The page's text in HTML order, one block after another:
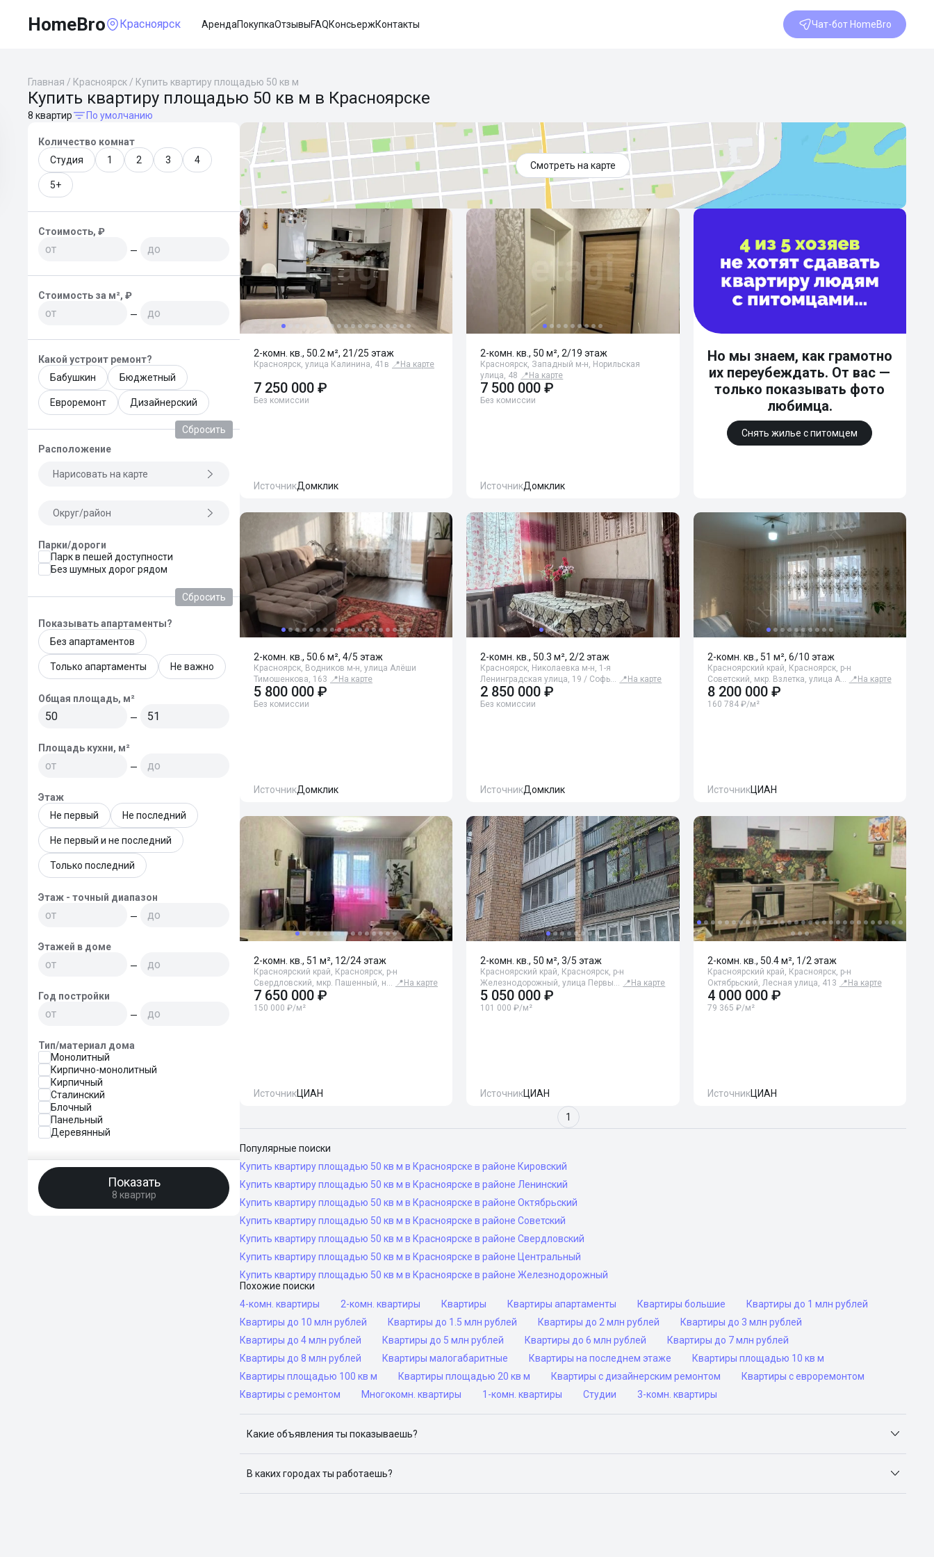
HomeBro Красноярск АрендаПокупкаОтзывыFAQКонсьержКонтакты Чат-бот HomeBro
Главная / Красноярск / Купить квартиру площадью 50 кв м
Купить квартиру площадью 50 кв м в Красноярске
8 квартир По умолчанию
Количество комнат
Студия
1 2 3 4
5+
Стоимость, ₽
—
Стоимость за м², ₽
—
Какой устроит ремонт?
Бабушкин
Бюджетный
Евроремонт Дизайнерский
Сбросить
Расположение
Нарисовать на карте
Округ/район
Парки/дороги
Парк в пешей доступности
Без шумных дорог рядом
Сбросить
Показывать апартаменты?
Без апартаментов
Только апартаменты Не важно
Общая площадь, м²
—
Площадь кухни, м²
—
Этаж
Не первый
Не последний
Не первый и не последний
Только последний
Этаж - точный диапазон
—
Этажей в доме
—
Год постройки
—
Тип/материал дома
Монолитный
Кирпично-монолитный
Кирпичный
Сталинский
Блочный
Панельный
Деревянный
Показать
8 квартир
Смотреть на карте
2-комн. кв., 50.2 м², 21/25 этаж
Красноярск, улица Калинина, 41в 📍 На карте
7 250 000 ₽
Без комиссии
ИсточникДомклик
2-комн. кв., 50 м², 2/19 этаж
Красноярск, Западный м-н, Норильская
улица, 48 📍 На карте
7 500 000 ₽
Без комиссии
ИсточникДомклик
Но мы знаем, как грамотно
их переубеждать. От вас —
только показывать фото
любимца.
Снять жилье с питомцем
2-комн. кв., 50.6 м², 4/5 этаж
Красноярск, Водников м-н, улица Алёши
Тимошенкова, 163 📍 На карте
5 800 000 ₽
Без комиссии
ИсточникДомклик
2-комн. кв., 50.3 м², 2/2 этаж
Красноярск, Николаевка м-н, 1-я
Ленинградская улица, 19 / Софь… 📍 На карте
2 850 000 ₽
Без комиссии
ИсточникДомклик
2-комн. кв., 51 м², 6/10 этаж
Красноярский край, Красноярск, р-н
Советский, мкр. Взлетка, улица А… 📍 На карте
8 200 000 ₽
160 784 ₽/м²
ИсточникЦИАН
2-комн. кв., 51 м², 12/24 этаж
Красноярский край, Красноярск, р-н
Свердловский, мкр. Пашенный, н… 📍 На карте
7 650 000 ₽
150 000 ₽/м²
ИсточникЦИАН
2-комн. кв., 50 м², 3/5 этаж
Красноярский край, Красноярск, р-н
Железнодорожный, улица Первы… 📍 На карте
5 050 000 ₽
101 000 ₽/м²
ИсточникЦИАН
2-комн. кв., 50.4 м², 1/2 этаж
Красноярский край, Красноярск, р-н
Октябрьский, Лесная улица, 413 📍 На карте
4 000 000 ₽
79 365 ₽/м²
ИсточникЦИАН
1
Популярные поиски
Купить квартиру площадью 50 кв м в Красноярске в районе Кировский
Купить квартиру площадью 50 кв м в Красноярске в районе Ленинский
Купить квартиру площадью 50 кв м в Красноярске в районе Октябрьский
Купить квартиру площадью 50 кв м в Красноярске в районе Советский
Купить квартиру площадью 50 кв м в Красноярске в районе Свердловский
Купить квартиру площадью 50 кв м в Красноярске в районе Центральный
Купить квартиру площадью 50 кв м в Красноярске в районе Железнодорожный
Похожие поиски
4-комн. квартиры
2-комн. квартиры Квартиры Квартиры апартаменты Квартиры большие
Квартиры до 1 млн рублей
Квартиры до 10 млн рублей
Квартиры до 1.5 млн рублей Квартиры до 2 млн рублей
Квартиры до 3 млн рублей
Квартиры до 4 млн рублей
Квартиры до 5 млн рублей Квартиры до 6 млн рублей
Квартиры до 7 млн рублей
Квартиры до 8 млн рублей
Квартиры малогабаритные Квартиры на последнем этаже
Квартиры площадью 10 кв м
Квартиры площадью 100 кв м
Квартиры площадью 20 кв м Квартиры с дизайнерским ремонтом
Квартиры с евроремонтом
Квартиры с ремонтом
Многокомн. квартиры 1-комн. квартиры Студии 3-комн. квартиры
Какие объявления ты показываешь?
В каких городах ты работаешь?